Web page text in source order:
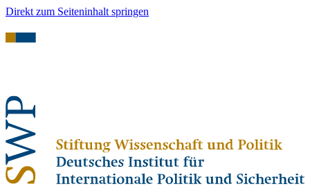
Direkt zum Seiteninhalt springen